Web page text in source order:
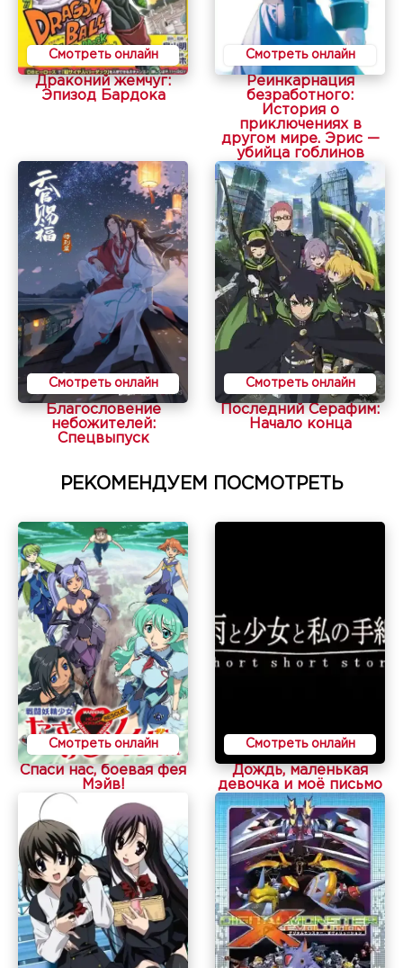
Смотреть онлайн
Драконий жемчуг:
Эпизод Бардока
Смотреть онлайн
Реинкарнация
безработного:
История о
приключениях в
другом мире. Эрис —
убийца гоблинов
Смотреть онлайн
Благословение
небожителей:
Спецвыпуск
Смотреть онлайн
Последний Серафим:
Начало конца
РЕКОМЕНДУЕМ ПОСМОТРЕТЬ
Смотреть онлайн
Спаси нас, боевая фея
Мэйв!
Смотреть онлайн
Дождь, маленькая
девочка и моё письмо